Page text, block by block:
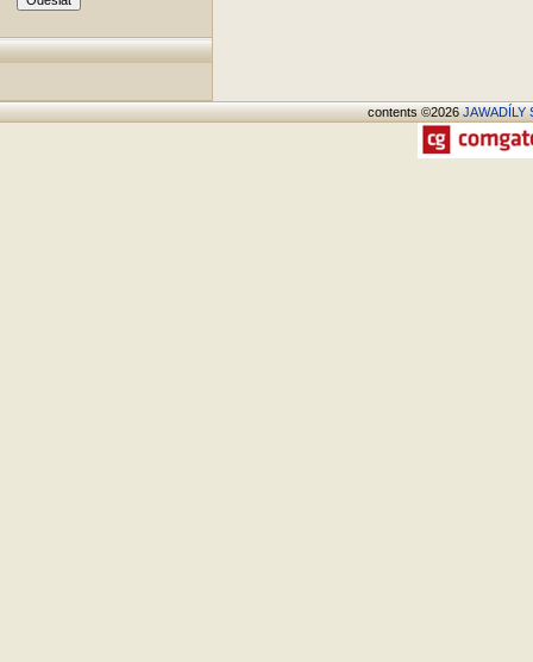
contents ©2026JAWADÍLY